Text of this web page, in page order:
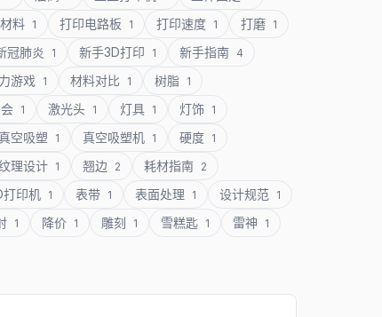
料 1 打印电路板 1 打印速度 1 打磨 1
冠肺炎 1 新手3D打印 1 新手指南 4
游戏 1 材料对比 1 树脂 1
1 激光头 1 灯具 1 灯饰 1
空吸塑 1 真空吸塑机 1 硬度 1
理设计 1 翘边 2 耗材指南 2
打印机 1 表带 1 表面处理 1 设计规范 1
1 降价 1 雕刻 1 雪糕匙 1 雷神 1